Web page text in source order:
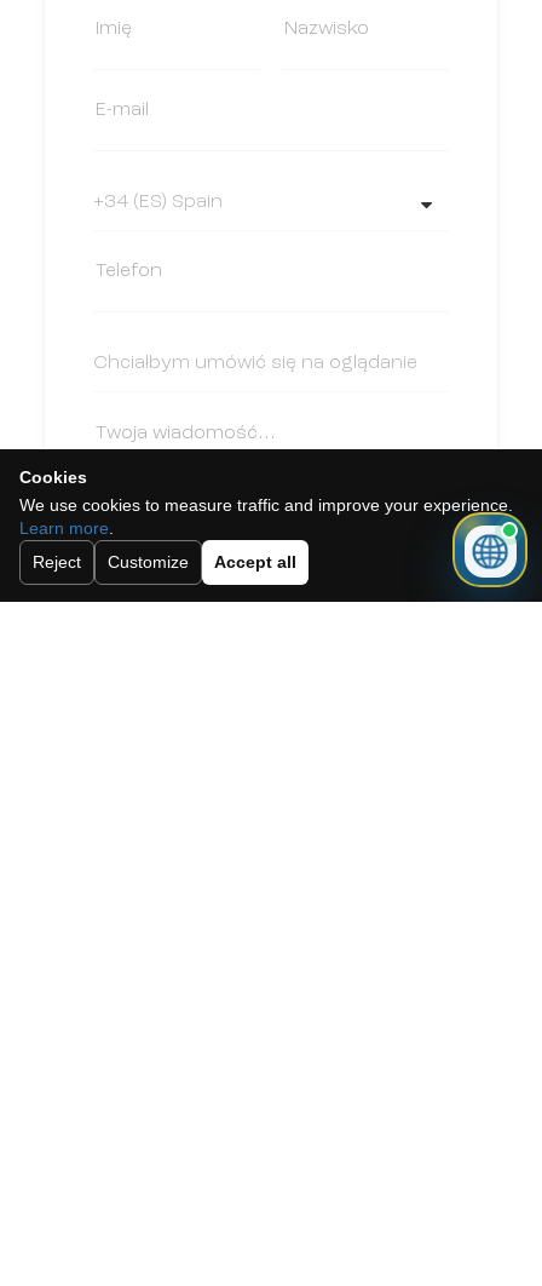
Akceptuję politykę cookies, politykę
Cookies
We use cookies to measure traffic and improve your experience.
Learn more
Reject
Customize Accept all